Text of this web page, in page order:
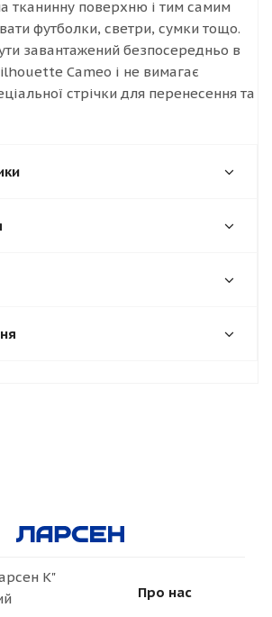
тканинну поверхню і тим самим
футболки, светри, сумки тощо.
завантажений безпосередньо в
Cameo і не вимагає
стрічки для перенесення та
К"
Про нас